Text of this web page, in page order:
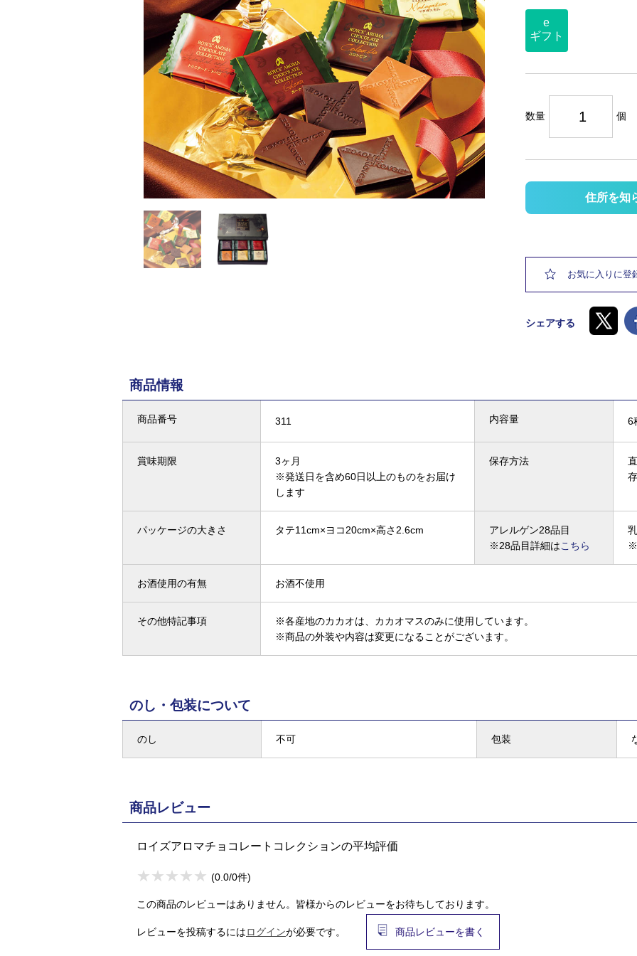
e
ギフト
数量 個
住所を知
お気に入りに登
シェアする
商品情報
商品番号 311 内容量 6
賞味期限
3ヶ月
※発送日を含め60日以上のものをお届け
します
保存方法
パッケージの大きさ タテ11cm×ヨコ20cm×高さ2.6cm
アレルゲン28品目
※28品目詳細はこちら
※
お酒使用の有無 お酒不使用
その他特記事項
※各産地のカカオは、カカオマスのみに使用しています。
※商品の外装や内容は変更になることがございます。
のし・包装について
のし 不可 包装
商品レビュー
ロイズアロマチョコレートコレクションの平均評価
★★★★★
★★★★★ (0.0/0件)
この商品のレビューはありません。皆様からのレビューをお待ちしております。
レビューを投稿するにはログインが必要です。 商品レビューを書く